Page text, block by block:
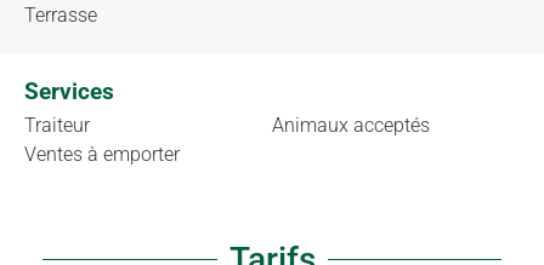
Terrasse
Services
Traiteur
Ventes à emporter
Animaux acceptés